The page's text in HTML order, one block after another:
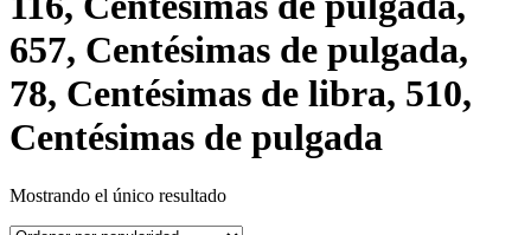
657, Centésimas de pulgada,
78, Centésimas de libra, 510,
Centésimas de pulgada
Mostrando el único resultado